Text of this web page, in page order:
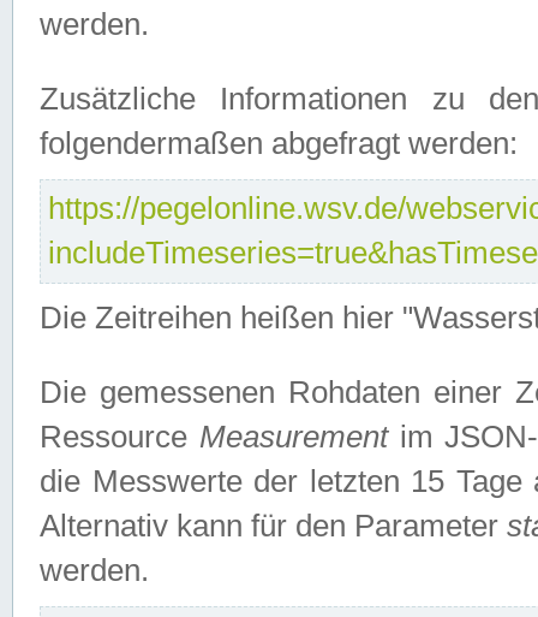
werden.
Zusätzliche Informationen zu
folgendermaßen abgefragt werden:
https://pegelonline.wsv.de/
Die Zeitreihen heißen hier
Die gemessenen Rohdaten einer
Ressource Measurementim JSON-
die Messwerte der letzten 15
Alternativ kann für den Parameter
werden.